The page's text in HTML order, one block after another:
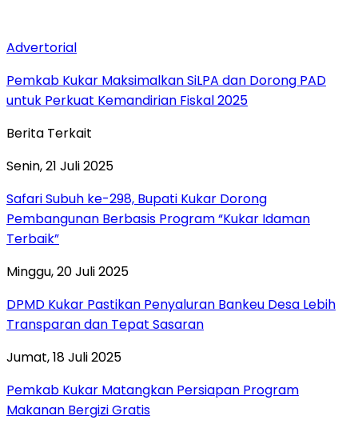
Advertorial
Pemkab Kukar Maksimalkan SiLPA dan Dorong PAD
untuk Perkuat Kemandirian Fiskal 2025
Berita Terkait
Senin, 21 Juli 2025
Safari Subuh ke-298, Bupati Kukar Dorong
Pembangunan Berbasis Program “Kukar Idaman
Terbaik”
Minggu, 20 Juli 2025
DPMD Kukar Pastikan Penyaluran Bankeu Desa Lebih
Transparan dan Tepat Sasaran
Jumat, 18 Juli 2025
Pemkab Kukar Matangkan Persiapan Program
Makanan Bergizi Gratis